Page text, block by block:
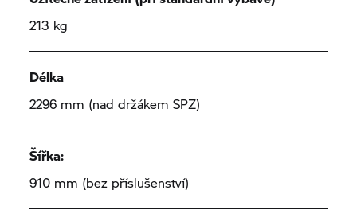
213 kg
Délka
2296 mm (nad držákem SPZ)
Šířka:
910 mm (bez příslušenství)